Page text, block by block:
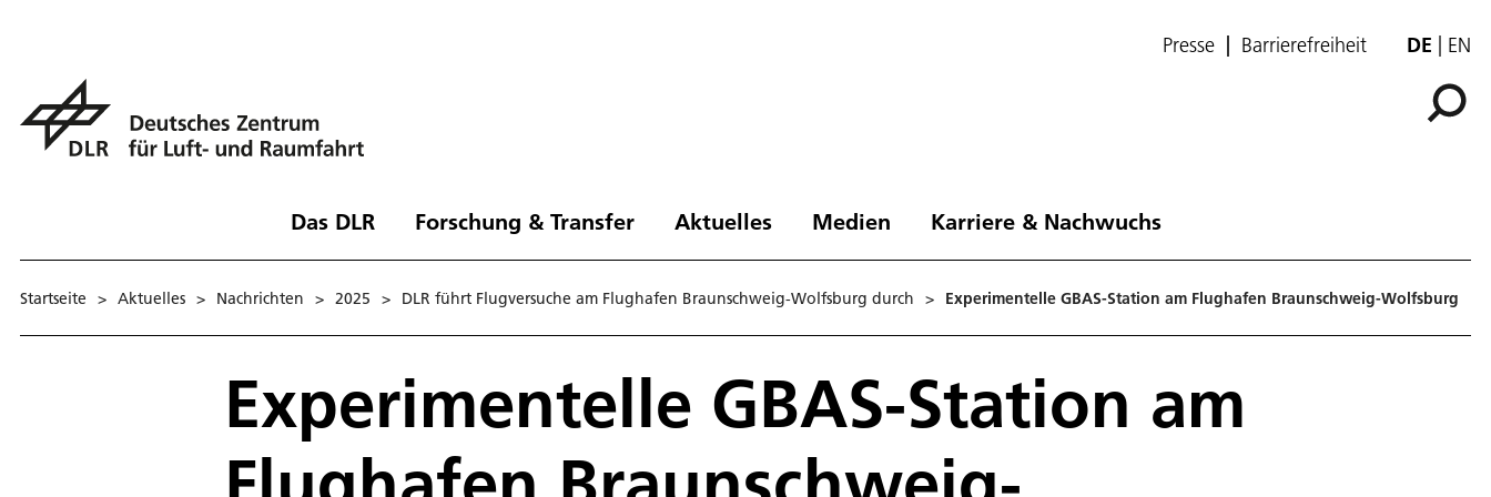
Presse Barrierefreiheit DE EN
Das DLR Forschung & Transfer Aktuelles Medien Karriere & Nachwuchs
Startseite > Aktuelles > Nachrichten > 2025 > DLR führt Flugversuche am Flughafen Braunschweig-Wolfsburg durch > Experimentelle GBAS-Station am Flughafen Braunschweig-Wolfsburg
Experimentelle GBAS-Station am